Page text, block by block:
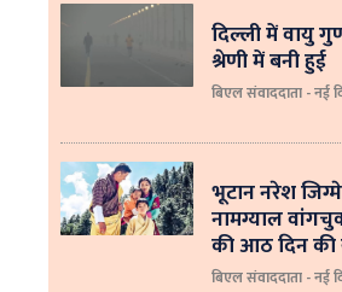
दिल्ली में वायु
श्रेणी में बनी हुई
बिएल संवाददाता - नई
भूटान नरेश
नामग्याल
की आठ दिन की
बिएल संवाददाता - नई